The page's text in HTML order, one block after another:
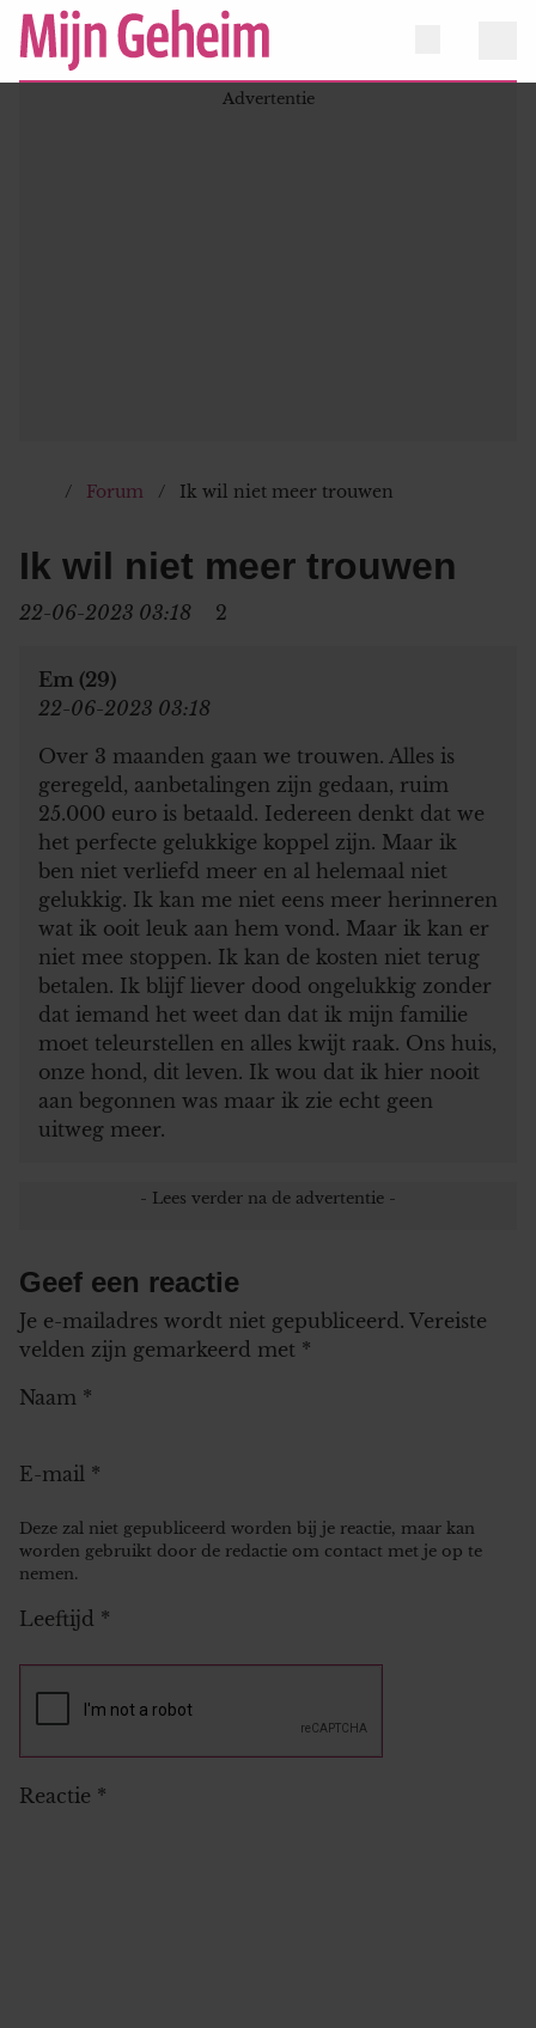
Forum Ik wil niet meer trouwen
Ik wil niet meer trouwen
22-06-2023 03:18 2
Em (29)
22-06-2023 03:18
Over 3 maanden gaan we trouwen. Alles is
geregeld, aanbetalingen zijn gedaan, ruim
25.000 euro is betaald. Iedereen denkt dat we
het perfecte gelukkige koppel zijn. Maar ik
ben niet verliefd meer en al helemaal niet
gelukkig. Ik kan me niet eens meer herinneren
wat ik ooit leuk aan hem vond. Maar ik kan er
niet mee stoppen. Ik kan de kosten niet terug
betalen. Ik blijf liever dood ongelukkig zonder
dat iemand het weet dan dat ik mijn familie
moet teleurstellen en alles kwijt raak. Ons huis,
onze hond, dit leven. Ik wou dat ik hier nooit
aan begonnen was maar ik zie echt geen
uitweg meer.
Geef een reactie
Je e-mailadres wordt niet gepubliceerd. Vereiste
velden zijn gemarkeerd met *
Naam *
E-mail *
Deze zal niet gepubliceerd worden bij je reactie, maar kan
worden gebruikt door de redactie om contact met je op te
nemen.
Leeftijd *
Reactie *